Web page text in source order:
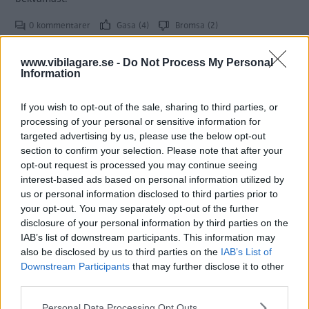
www.vibilagare.se - Do Not Process My Personal
Information
If you wish to opt-out of the sale, sharing to third parties, or
processing of your personal or sensitive information for
targeted advertising by us, please use the below opt-out
section to confirm your selection. Please note that after your
opt-out request is processed you may continue seeing
interest-based ads based on personal information utilized by
us or personal information disclosed to third parties prior to
your opt-out. You may separately opt-out of the further
disclosure of your personal information by third parties on the
IAB’s list of downstream participants. This information may
also be disclosed by us to third parties on the IAB’s List of
Downstream Participants that may further disclose it to other
Please note that this website/app uses one or more Google
0 kommentarer Gasa (4) Bromsa (2)
Biltest: Alfa 159, Honda Accord
TEST 3 maj 2007
Nya Alfa 159 kör skjortan av det mesta,
inklusive duellmotståndaren Honda Accord Type-S. Men
även pengarna rinner i väg i högt tempo. Ägar-ekonomi är
inte 159:ans starkaste gren och om kostnaderna får styra är
Type-S solklar testvinnare.
0 kommentarer Gasa (12) Bromsa (8)
Körglädje så det dånar
TEST 3 maj 2007 Nya Alfa 159 kör skjortan av det mesta,
inklusive duellmotståndaren Honda Accord Type-S. Men
även pengarna rinner i väg i högt tempo. Ägar-ekonomi är